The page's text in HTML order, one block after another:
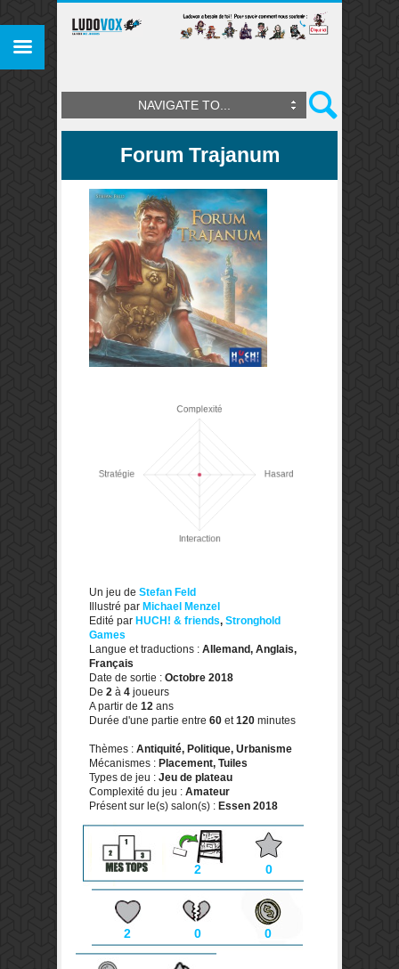
NAVIGATE TO...
Forum Trajanum
Un jeu de Stefan Feld
Illustré par Michael Menzel
Edité par HUCH! & friends, Stronghold
Games
Langue et traductions : Allemand, Anglais,
Français
Date de sortie : Octobre 2018
De 2 à 4 joueurs
A partir de 12 ans
Durée d'une partie entre 60 et120 minutes
Thèmes : Antiquité, Politique, Urbanisme
Mécanismes : Placement, Tuiles
Types de jeu : Jeu de plateau
Complexité du jeu : Amateur
Présent sur le(s) salon(s) : Essen 2018
2 0
2 0 0